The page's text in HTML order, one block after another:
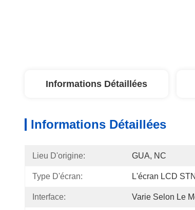
Informations Détaillées
Informations Détaillées
Lieu D'origine: GUA, NC
Type D'écran: L'écran LCD
Interface: Varie Selon Le